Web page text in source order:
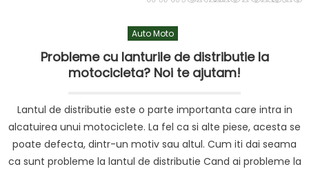
Auto Moto
Probleme cu lanturile de distributie la
motocicleta? Noi te ajutam!
Lantul de distributie este o parte importanta care intra in
alcatuirea unui motociclete. La fel ca si alte piese, acesta se
poate defecta, dintr-un motiv sau altul. Cum iti dai seama
ca sunt probleme la lantul de distributie Cand ai probleme la